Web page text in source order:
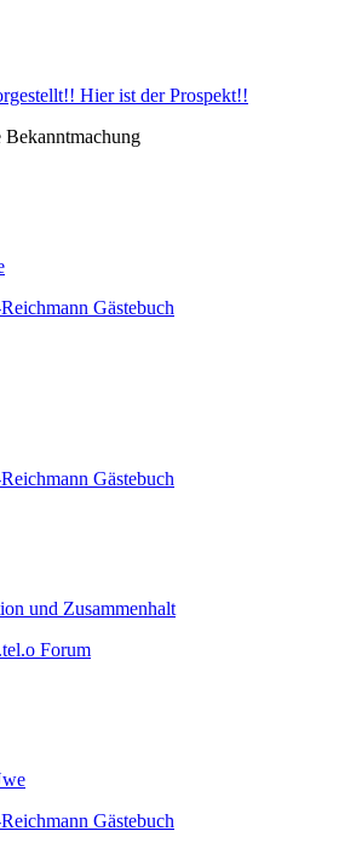
Hier ist der Prospekt!!
Bekanntmachung
Gästebuch
Gästebuch
und Zusammenhalt
Forum
Gästebuch